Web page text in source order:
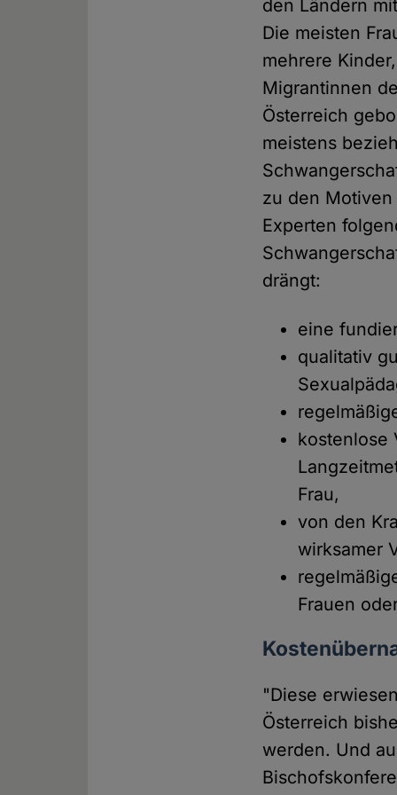
den Ländern
Die meisten
mehrere
Migrantinnen
Österreich
meistens
zu den
Experten
drängt:
eine
qualitativ
kostenlose
Frau,
von den
wirksamer
Frauen
"Diese
Österreich
werden. Und